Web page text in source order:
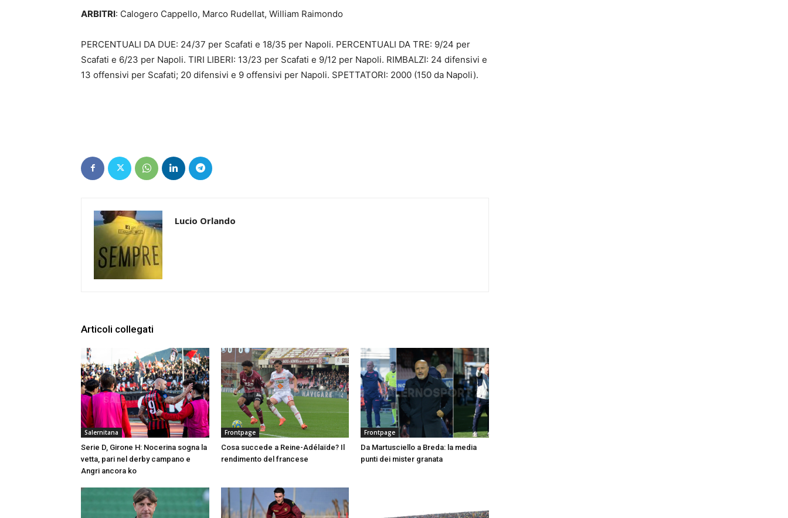
ARBITRI: Calogero Cappello, Marco Rudellat, William Raimondo
PERCENTUALI DA DUE: 24/37 per Scafati e 18/35 per Napoli. PERCENTUALI DA TRE: 9/24 per
Scafati e 6/23 per Napoli. TIRI LIBERI: 13/23 per Scafati e 9/12 per Napoli. RIMBALZI: 24 difensivi e
13 offensivi per Scafati; 20 difensivi e 9 offensivi per Napoli. SPETTATORI: 2000 (150 da Napoli).
Lucio Orlando
Articoli collegati
Salernitana
Serie D, Girone H: Nocerina sogna la
vetta, pari nel derby campano e
Angri ancora ko
Frontpage
Cosa succede a Reine-Adélaïde? Il
rendimento del francese
Frontpage
Da Martusciello a Breda: la media
punti dei mister granata